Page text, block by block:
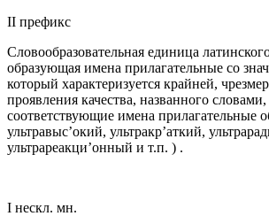
II префикс
Словообразовательная единица
образующая имена прилагательные со
который характеризуется крайней,
проявления качества, названного
соответствующие имена прилагательные
ультравыс’окий, ультракр’аткий,
ультрареакци’онный и т.п. ) .
I нескл. мн.